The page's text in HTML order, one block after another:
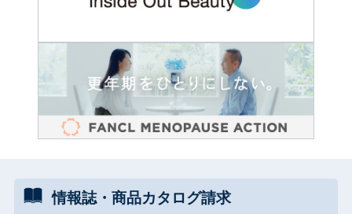
情報誌・ 商品カタログ請求